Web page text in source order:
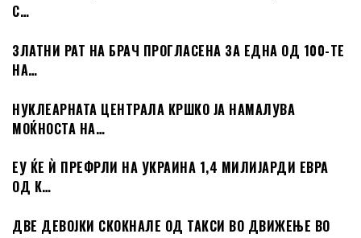
С…
ЗЛАТНИ РАТ НА БРАЧ ПРОГЛАСЕНА ЗА ЕДНА ОД 100-ТЕ
НА…
НУКЛЕАРНАТА ЦЕНТРАЛА КРШКО ЈА НАМАЛУВА
МОЌНОСТА НА…
ЕУ ЌЕ Ѝ ПРЕФРЛИ НА УКРАИНА 1,4 МИЛИЈАРДИ ЕВРА
ОД К…
ДВЕ ДЕВОЈКИ СКОКНАЛЕ ОД ТАКСИ ВО ДВИЖЕЊЕ ВО